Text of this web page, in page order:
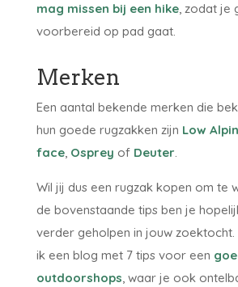
mag missen bij een hike, zodat je
voorbereid op pad gaat.
Merken
Een aantal bekende merken die
hun goede rugzakken zijn Low
face, Osprey of Deuter.
Wil jij dus een rugzak kopen om te
de bovenstaande tips ben je
verder geholpen in jouw
ik een blog met 7 tips voor een
outdoorshops, waar je ook